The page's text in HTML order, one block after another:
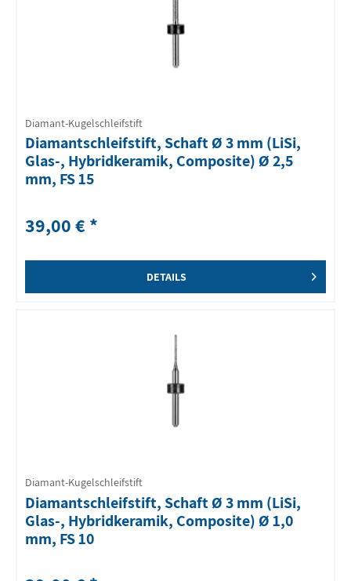
Diamant-Kugelschleifstift
Diamantschleifstift, Schaft Ø 3 mm (LiSi,
Glas-, Hybridkeramik, Composite) Ø 2,5
mm, FS 15
39,00 € *
DETAILS
Diamant-Kugelschleifstift
Diamantschleifstift, Schaft Ø 3 mm (LiSi,
Glas-, Hybridkeramik, Composite) Ø 1,0
mm, FS 10